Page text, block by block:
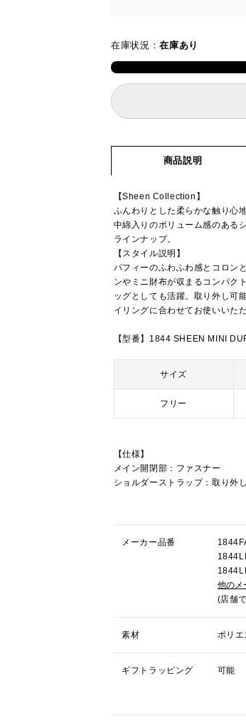
在庫状況：在庫あり
商品説明
【Sheen Collection】
ふんわりとした柔らかな触り心
中綿入りのボリューム感のある
ラインナップ。
【スタイル説明】
パフィーのふわふわ感とコロン
ンやミニ財布が収まるコンパク
ッグとしても活躍。取り外し可
イリングに合わせてお使いいた
【型番】1844 SHEEN MINI
サイズ
フリー
【仕様】
メイン開閉部：ファスナー
ショルダーストラップ：取り外
メーカー品番
他のメ
(店舗
素材 ポリ
ギフトラッピング 可能